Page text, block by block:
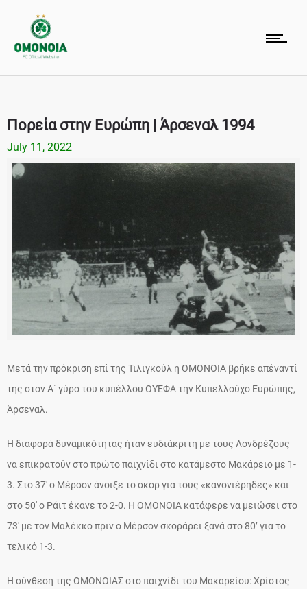
Πορεία στην Ευρώπη | Άρσεναλ 1994
July 11, 2022
Μετά την πρόκριση επί της Τιλιγκούλ η ΟΜΟΝΟΙΑ βρήκε απέναντί
της στον Α΄ γύρο του κυπέλλου ΟΥΕΦΑ την Κυπελλούχο Ευρώπης,
Άρσεναλ.
Η διαφορά δυναμικότητας ήταν ευδιάκριτη με τους Λονδρέζους
να επικρατούν στο πρώτο παιχνίδι στο κατάμεστο Μακάρειο με 1-
3. Στο 37′ ο Μέρσον άνοιξε το σκορ για τους «κανονιέρηδες» και
στο 50′ ο Ράιτ έκανε το 2-0. Η ΟΜΟΝΟΙΑ κατάφερε να μειώσει στο
73′ με τον Μαλέκκο πριν ο Μέρσον σκοράρει ξανά στο 80’ για το
τελικό 1-3.
Η σύνθεση της ΟΜΟΝΟΙΑΣ στο παιχνίδι του Μακαρείου: Χρίστος